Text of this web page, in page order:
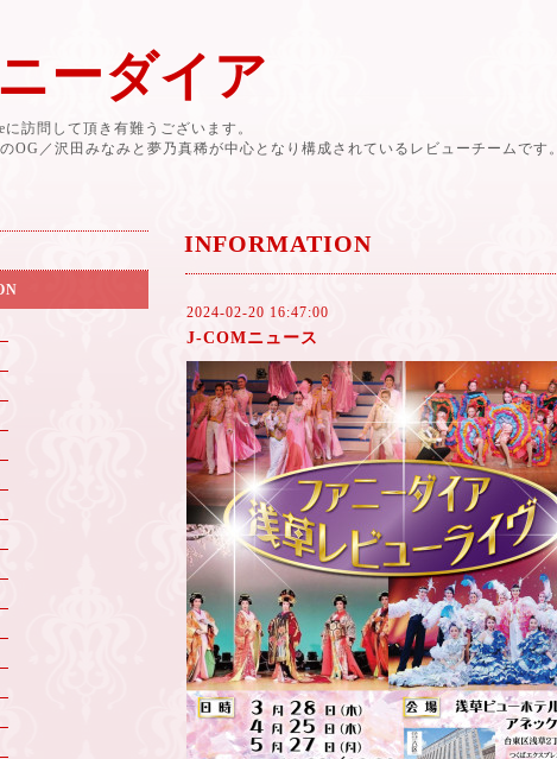
ーダイア
訪問して頂き有難うございます。
OG／沢田みなみと夢乃真稀が中心となり構成されているレビューチームです。
INFORMATION
2024-02-20 16:47:00
J-COMニュース